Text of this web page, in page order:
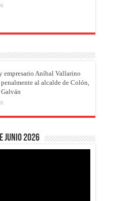
empresario Aníbal Vallarino
al alcalde de Colón,
junio 2026